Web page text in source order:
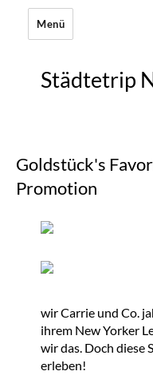
Menü
Städtetrip
Goldstück's
Promotion
wir Carrie und Co.
ihrem New Yorker
wir das. Doch diese
erleben!